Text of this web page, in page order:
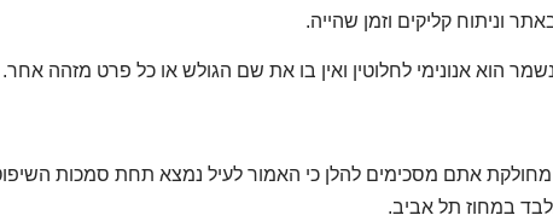
וניתוח קליקים וזמן שהייה.
הוא אנונימי לחלוטין ואין בו את שם הגולש או כל פרט מזהה אחר.
אתם מסכימים להלן כי האמור לעיל נמצא תחת סמכות
במחוז תל אביב.